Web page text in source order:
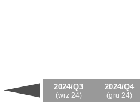
2024/Q3
(wrz 24)
2024/Q4
(gru 24)